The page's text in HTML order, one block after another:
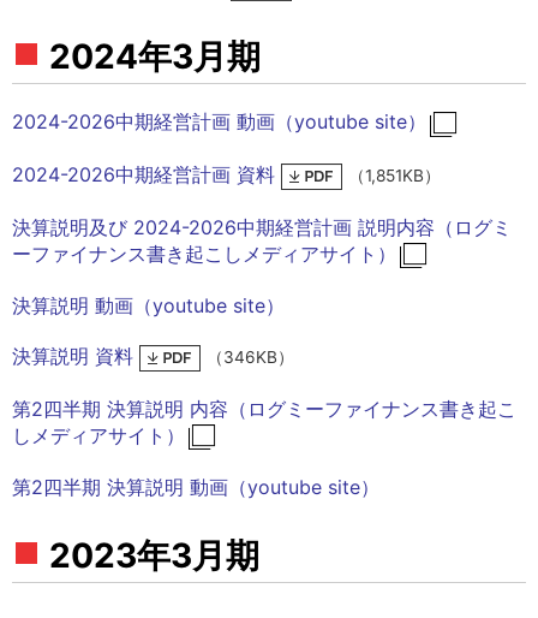
2024年3月期
2024-2026中期経営計画 動画（youtube site）
2024-2026中期経営計画 資料 （1,851KB）
決算説明及び 2024-2026中期経営計画 説明内容（ログミ
ーファイナンス書き起こしメディアサイト）
決算説明 動画（youtube site）
決算説明 資料 （346KB）
第2四半期 決算説明 内容（ログミーファイナンス書き起こ
しメディアサイト）
第2四半期 決算説明 動画（youtube site）
2023年3月期